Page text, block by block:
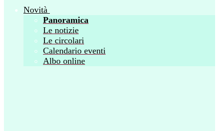
Novità
Panoramica
Le notizie
Le circolari
Calendario eventi
Albo online